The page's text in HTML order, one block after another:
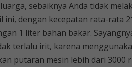
sebaiknya Anda tidak
ini, dengan kecepatan rata-rata
1 liter bahan bakar.
terlalu irit, karena
putaran mesin lebih dari